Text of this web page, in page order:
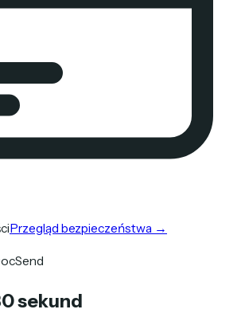
Przegląd bezpieczeństwa →
sekund